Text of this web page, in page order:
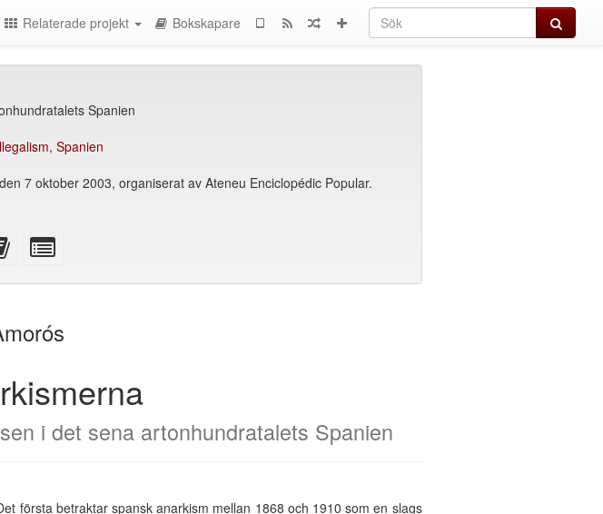
Sök
Relaterade projekt Bokskapare
Spanien
, Spanien
7 oktober 2003, organiserat av Ateneu Enciclopédic Popular.
Lägg
bokskaparenbookbuilder
i det sena artonhundratalets Spanien
första betraktar spansk anarkism mellan 1868 och 1910 som en slags